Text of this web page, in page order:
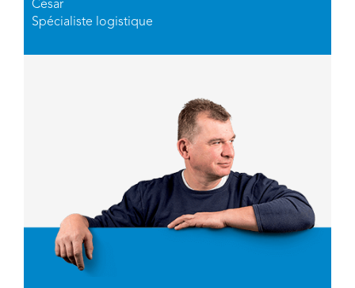
César
Spécialiste logistique